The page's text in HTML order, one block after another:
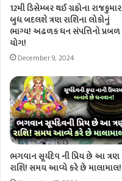
12મી ડિસેમ્બર થઈ ગ્રહોના રાજકુમાર
બુધ બદલશે ત્રણ રાશિના લોકોનું
ભાગ્ય! અઢળક ધન સંપત્તિનો પ્રબળ
યોગ!
December 9, 2024
ભગવાન સૂર્યદેવ ની પ્રિય છે આ ત્રણ
રાશિ! સમય આવ્યે કરે છે માલામાલ!